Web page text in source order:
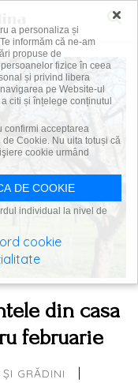
din casa
februarie
GRĂDINI |
×
a personaliza și
informăm că ne-am
propuse de
fizice în ceea
și privind libera
pe Website-ul
citi și înțelege conținutul
confirmi acceptarea
Cookie. Nu uita totuși că
cookie urmând
DE COOKIE
individual la nivel de
cookie